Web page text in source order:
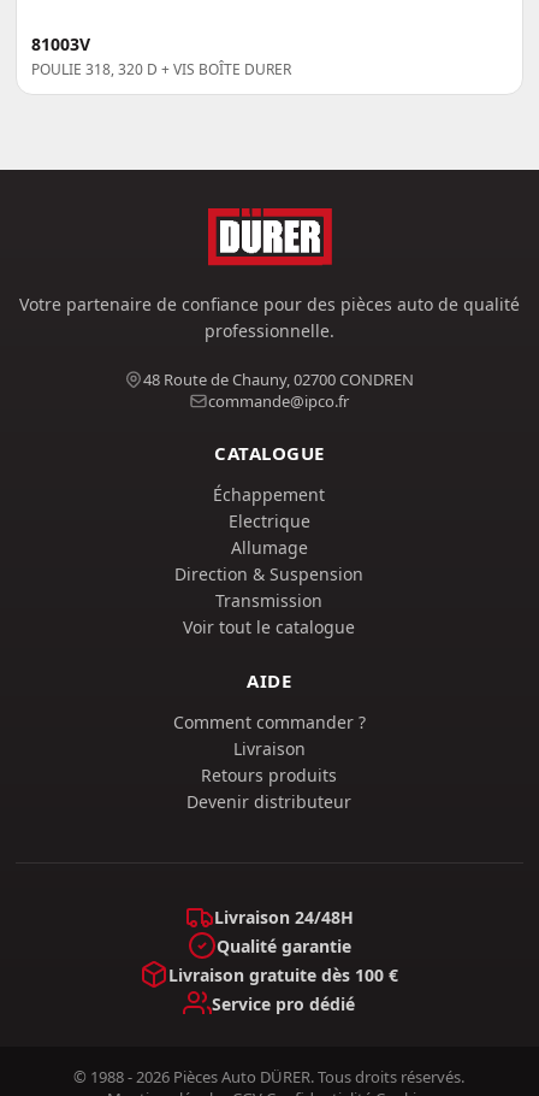
81003V
POULIE 318, 320 D + VIS BOÎTE DURER
Votre partenaire de confiance pour des pièces auto de qualité
professionnelle.
48 Route de Chauny, 02700 CONDREN
commande@ipco.fr
CATALOGUE
Échappement
Electrique
Allumage
Direction & Suspension
Transmission
Voir tout le catalogue
AIDE
Comment commander ?
Livraison
Retours produits
Devenir distributeur
Livraison 24/48H
Qualité garantie
Livraison gratuite dès 100 €
Service pro dédié
© 1988 - 2026 Pièces Auto DÜRER. Tous droits réservés.